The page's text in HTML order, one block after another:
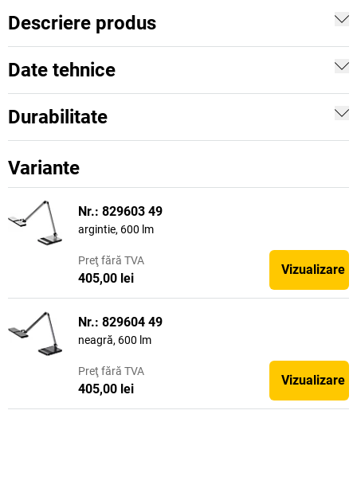
Descriere produs
Date tehnice
Durabilitate
Variante
Nr.: 829603 49
argintie, 600 lm
Preţ fără TVA
405,00 lei
Vizualizare
Nr.: 829604 49
neagră, 600 lm
Preţ fără TVA
405,00 lei
Vizualizare